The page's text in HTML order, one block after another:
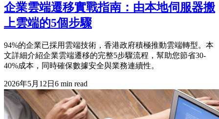
企業雲端遷移實戰指南：由本地伺服器搬
上雲端的5個步驟
94%的企業已採用雲端技術，香港政府積極推動雲端轉型。本
文詳細介紹企業雲端遷移的完整5步驟流程，幫助您節省30-
40%成本，同時確保數據安全與業務連續性。
2026年5月12日 6 min read